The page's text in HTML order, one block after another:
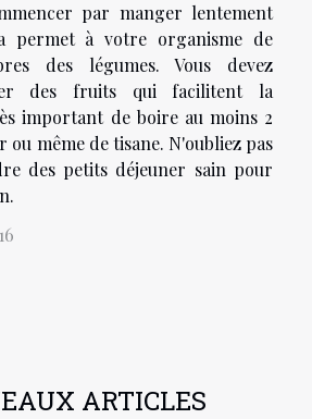
par manger lentement
permet à votre organisme de
des légumes. Vous devez
des fruits qui facilitent la
important de boire au moins 2
même de tisane. N'oubliez pas
des petits déjeuner sain pour
ARTICLES